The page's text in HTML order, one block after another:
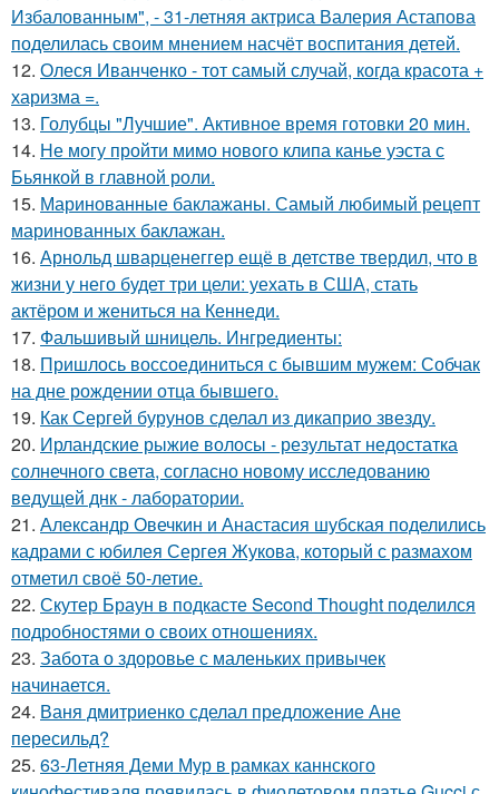
Избалованным", - 31-летняя актриса Валерия Астапова
поделилась своим мнением насчёт воспитания детей.
12. Олеся Иванченко - тот самый случай, когда красота +
харизма =.
13. Голубцы "Лучшие". Активное время готовки 20 мин.
14. Не могу пройти мимо нового клипа канье уэста с
Бьянкой в главной роли.
15. Маринованные баклажаны. Самый любимый рецепт
маринованных баклажан.
16. Арнольд шварценеггер ещё в детстве твердил, что в
жизни у него будет три цели: уехать в США, стать
актёром и жениться на Кеннеди.
17. Фальшивый шницель. Ингредиенты:
18. Пришлось воссоединиться с бывшим мужем: Собчак
на дне рождении отца бывшего.
19. Как Сергей бурунов сделал из дикаприо звезду.
20. Ирландские рыжие волосы - результат недостатка
солнечного света, согласно новому исследованию
ведущей днк - лаборатории.
21. Александр Овечкин и Анастасия шубская поделились
кадрами с юбилея Сергея Жукова, который с размахом
отметил своё 50-летие.
22. Скутер Браун в подкасте Second Thought поделился
подробностями о своих отношениях.
23. Забота о здоровье с маленьких привычек
начинается.
24. Ваня дмитриенко сделал предложение Ане
пересильд?
25. 63-Летняя Деми Мур в рамках каннского